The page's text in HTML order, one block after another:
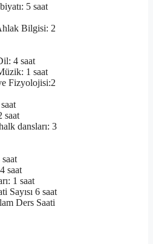
5 saat
Bilgisi: 2
4 saat
1 saat
Fizyolojisi:2
saat
dansları: 3
saat
saat
1 saat
Sayısı 6 saat
Ders Saati